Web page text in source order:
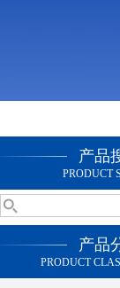
产品
PRODUCT
产品
PRODUCT